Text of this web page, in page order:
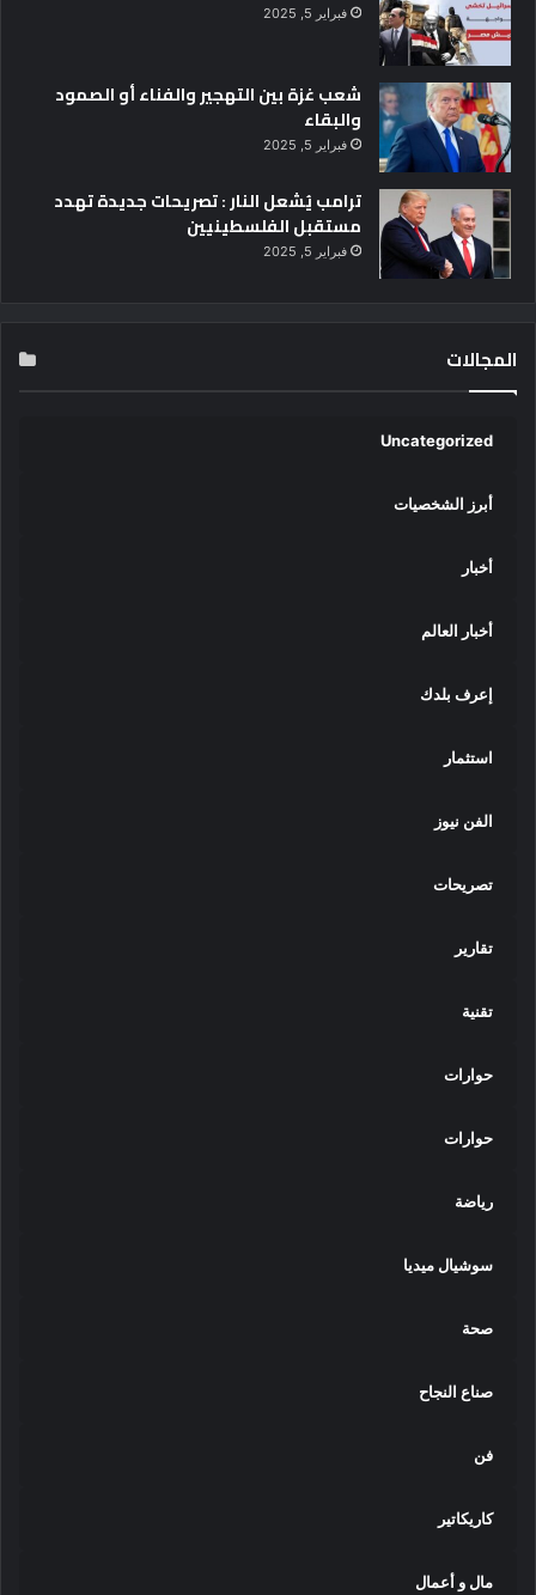
فبراير 5, 2025
شعب غزة بين التهجير والفناء أو الصمود
والبقاء
فبراير 5, 2025
ترامب يُشعل النار : تصريحات جديدة تهدد
مستقبل الفلسطينيين
فبراير 5, 2025
المجالات
Uncategorized
أبرز الشخصيات
أخبار
أخبار العالم
إعرف بلدك
استثمار
الفن نيوز
تصريحات
تقارير
تقنية
حوارات
حوارات
رياضة
سوشيال ميديا
صحة
صناع النجاح
فن
كاريكاتير
مال و أعمال